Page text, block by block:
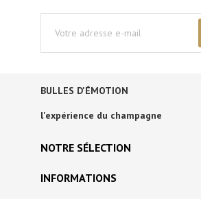
BULLES D'ÉMOTION
l'expérience du champagne
NOTRE SÉLECTION
INFORMATIONS